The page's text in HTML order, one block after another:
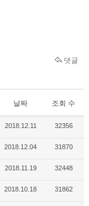
댓글
날짜 조회 수
2018.12.11 32356
2018.12.04 31870
2018.11.19 32448
2018.10.18 31862